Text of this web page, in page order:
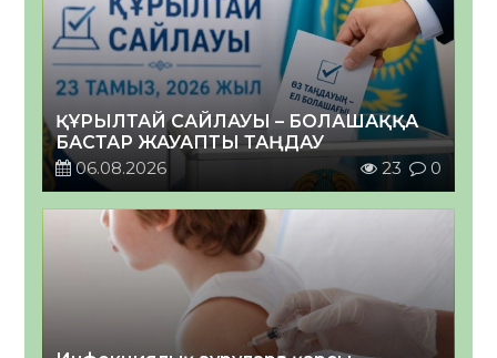
ҚҰРЫЛТАЙ САЙЛАУЫ – БОЛАШАҚҚА
БАСТАР ЖАУАПТЫ ТАҢДАУ
06.08.2026
23 0